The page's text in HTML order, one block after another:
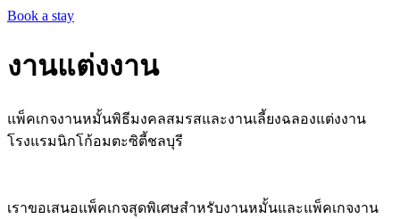
Book a stay
งานแต่งงาน
แพ็คเกจงานหมั้นพิธีมงคลสมรสและงานเลี้ยงฉลองแต่งงาน
โรงแรมนิกโก้อมตะซิตี้ชลบุรี
เราขอเสนอแพ็คเกจสุดพิเศษสำหรับงานหมั้นและแพ็คเกจงาน